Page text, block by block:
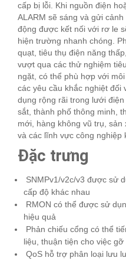
cấp bị lỗi. Khi nguồn điện
ALARM sẽ sáng và gửi
động được kết nối với rơ le
hiện trường nhanh chóng.
quạt, tiêu thụ điện năng
vượt qua các thử nghiệm
ngặt, có thể phù hợp với
các yêu cầu khắc nghiệt
dụng rộng rãi trong lưới
sắt, thành phố thông minh,
mới, hàng không vũ trụ,
và các lĩnh vực công nghiệp
Đặc trưng
SNMPv1/v2c/v3 được sử
cấp độ khác nhau
RMON có thể được sử
hiệu quả
Phản chiếu cổng có thể
liệu, thuận tiện cho việc
QoS hỗ trợ phân loại lưu